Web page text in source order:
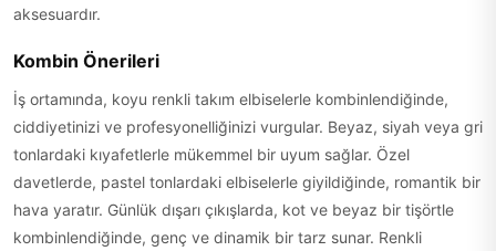
aksesuardır.
Kombin Önerileri
İş ortamında, koyu renkli takım elbiselerle kombinlendiğinde,
ciddiyetinizi ve profesyonelliğinizi vurgular. Beyaz, siyah veya gri
tonlardaki kıyafetlerle mükemmel bir uyum sağlar. Özel
davetlerde, pastel tonlardaki elbiselerle giyildiğinde, romantik bir
hava yaratır. Günlük dışarı çıkışlarda, kot ve beyaz bir tişörtle
kombinlendiğinde, genç ve dinamik bir tarz sunar. Renkli